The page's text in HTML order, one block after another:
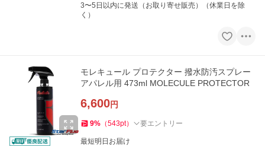
3〜5日以内に発送（お取り寄せ販売）（休業日を除
く）
モレキュール プロテクター 撥水防汚スプレー
アパレル用 473ml MOLECULE PROTECTOR
6,600円
9% （543pt） 要エントリー
最短明日お届け